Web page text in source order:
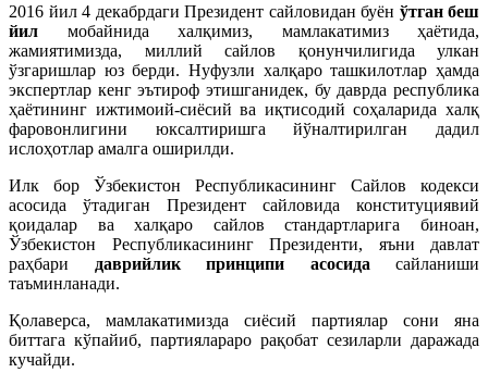
2016 йил 4 декабрдаги Президент сайловидан буён ўтган беш
йил мобайнида халқимиз, мамлакатимиз ҳаётида,
жамиятимизда, миллий сайлов қонунчилигида улкан
ўзгаришлар юз берди. Нуфузли халқаро ташкилотлар ҳамда
экспертлар кенг эътироф этишганидек, бу даврда республика
ҳаётининг ижтимоий-сиёсий ва иқтисодий соҳаларида халқ
фаровонлигини юксалтиришга йўналтирилган дадил
ислоҳотлар амалга оширилди.
Илк бор Ўзбекистон Республикасининг Сайлов кодекси
асосида ўтадиган Президент сайловида конституциявий
қоидалар ва халқаро сайлов стандартларига биноан,
Ўзбекистон Республикасининг Президенти, яъни давлат
раҳбари даврийлик принципи асосида сайланиши
таъминланади.
Қолаверса, мамлакатимизда сиёсий партиялар сони яна
биттага кўпайиб, партиялараро рақобат сезиларли даражада
кучайди.